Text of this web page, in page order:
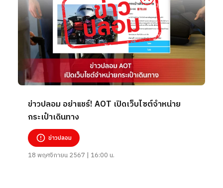
ข่าวปลอม อย่าแชร์! AOT เปิดเว็บไซต์จำหน่าย
กระเป๋าเดินทาง
ข่าวปลอม
18 พฤศจิกายน 2567 | 16:00 น.